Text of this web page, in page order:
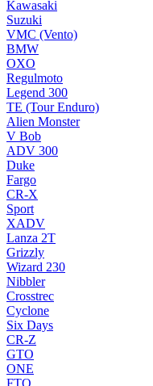
Kawasaki
Suzuki
VMC (Vento)
BMW
OXO
Regulmoto
Legend 300
TE (Tour Enduro)
Alien Monster
V Bob
ADV 300
Duke
Fargo
CR-X
Sport
XADV
Lanza 2T
Grizzly
Wizard 230
Nibbler
Crosstrec
Cyclone
Six Days
CR-Z
GTO
ONE